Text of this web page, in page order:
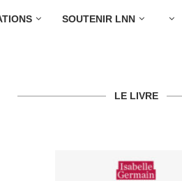
SOUTENIR LNN
LE LIVRE